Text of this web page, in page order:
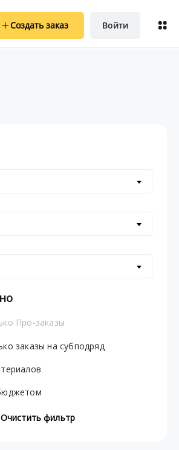
Создать заказ Войти
Про-заказы
заказы на субподряд
Очистить фильтр